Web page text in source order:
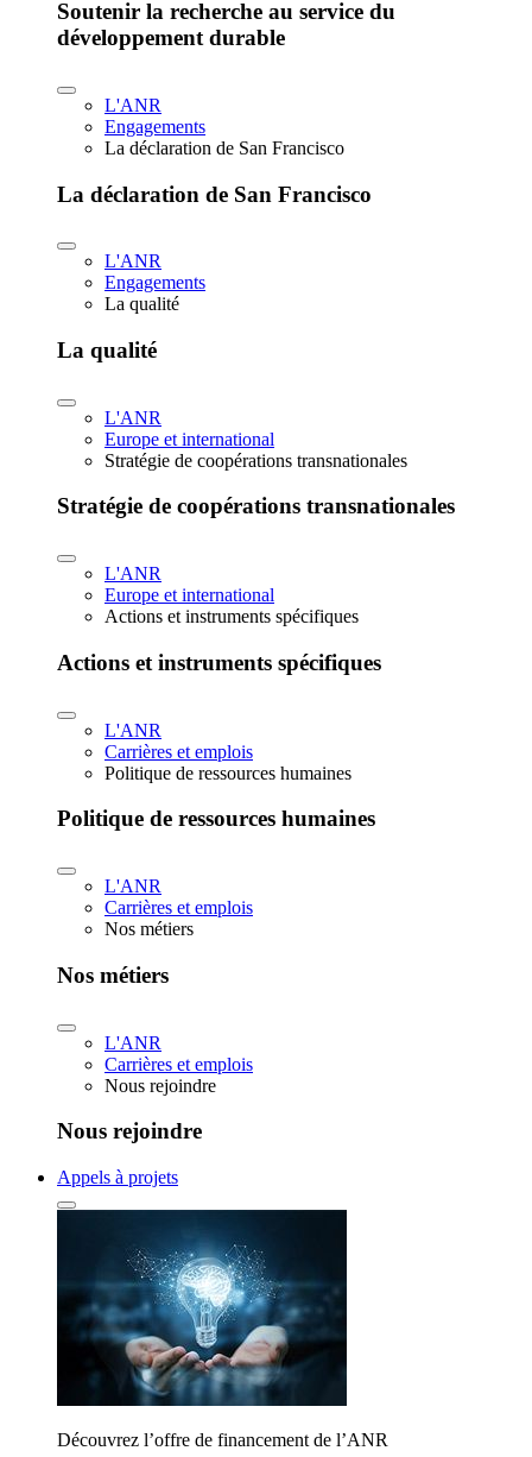
Soutenir la recherche au service du
développement durable
L'ANR
Engagements
La déclaration de San Francisco
La déclaration de San Francisco
L'ANR
Engagements
La qualité
La qualité
L'ANR
Europe et international
Stratégie de coopérations transnationales
Stratégie de coopérations transnationales
L'ANR
Europe et international
Actions et instruments spécifiques
Actions et instruments spécifiques
L'ANR
Carrières et emplois
Politique de ressources humaines
Politique de ressources humaines
L'ANR
Carrières et emplois
Nos métiers
Nos métiers
L'ANR
Carrières et emplois
Nous rejoindre
Nous rejoindre
Appels à projets
Découvrez l’offre de financement de l’ANR